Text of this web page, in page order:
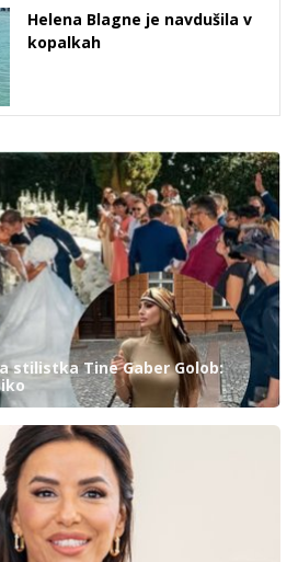
Helena Blagne je navdušila v
kopalkah
stilistka Tine Gaber Golob: